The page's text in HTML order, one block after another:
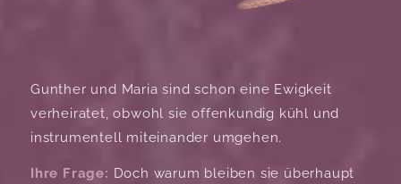
Gunther und Maria sind schon eine Ewigkeit
verheiratet, obwohl sie offenkundig kühl und
instrumentell miteinander umgehen.
Ihre Frage: Doch warum bleiben sie überhaupt